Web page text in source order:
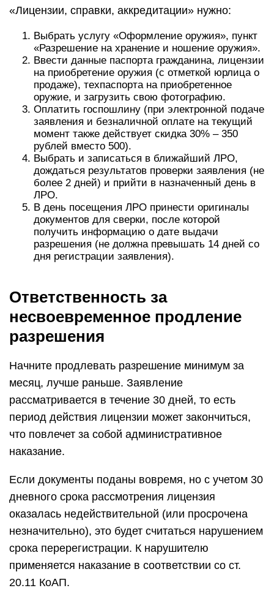
«Лицензии, справки, аккредитации» нужно:
Выбрать услугу «Оформление оружия», пункт
«Разрешение на хранение и ношение оружия».
Ввести данные паспорта гражданина, лицензии
на приобретение оружия (с отметкой юрлица о
продаже), техпаспорта на приобретенное
оружие, и загрузить свою фотографию.
Оплатить госпошлину (при электронной подаче
заявления и безналичной оплате на текущий
момент также действует скидка 30% – 350
рублей вместо 500).
Выбрать и записаться в ближайший ЛРО,
дождаться результатов проверки заявления (не
более 2 дней) и прийти в назначенный день в
ЛРО.
В день посещения ЛРО принести оригиналы
документов для сверки, после которой
получить информацию о дате выдачи
разрешения (не должна превышать 14 дней со
дня регистрации заявления).
Ответственность за
несвоевременное продление
разрешения
Начните продлевать разрешение минимум за
месяц, лучше раньше. Заявление
рассматривается в течение 30 дней, то есть
период действия лицензии может закончиться,
что повлечет за собой административное
наказание.
Если документы поданы вовремя, но с учетом 30
дневного срока рассмотрения лицензия
оказалась недействительной (или просрочена
незначительно), это будет считаться нарушением
срока перерегистрации. К нарушителю
применяется наказание в соответствии со ст.
20.11 КоАП.